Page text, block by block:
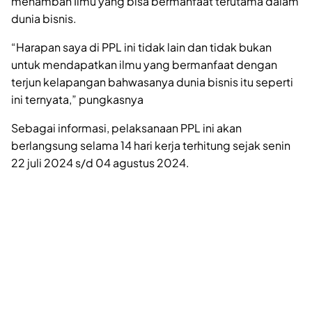
dunia bisnis.
“Harapan saya di PPL ini tidak lain dan tidak bukan
untuk mendapatkan ilmu yang bermanfaat dengan
terjun kelapangan bahwasanya dunia bisnis itu seperti
ini ternyata,” pungkasnya
Sebagai informasi, pelaksanaan PPL ini akan
berlangsung selama 14 hari kerja terhitung sejak senin
22 juli 2024 s/d 04 agustus 2024.